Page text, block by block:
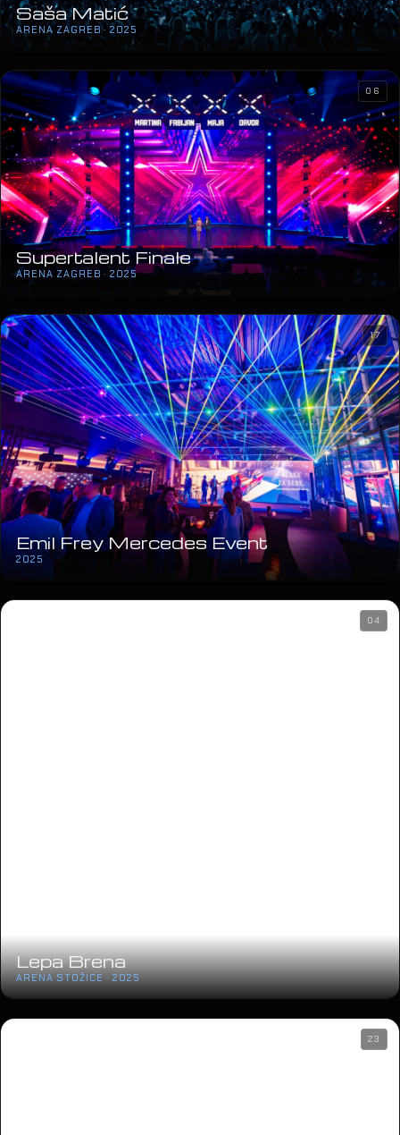
Saša Matić
ARENA ZAGREB · 2025
Supertalent Finale
ARENA ZAGREB · 2025
06
Emil Frey Mercedes Event
2025
17
Lepa Brena
ARENA STOŽICE · 2025
04
23